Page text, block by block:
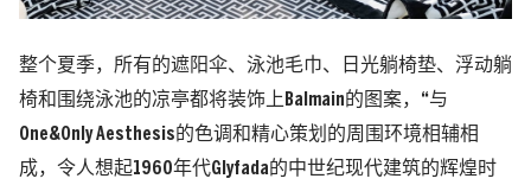
整个夏季，所有的遮阳伞、泳池毛巾、日光躺椅垫、浮动躺
椅和围绕泳池的凉亭都将装饰上Balmain的图案，“与
One&Only Aesthesis的色调和精心策划的周围环境相辅相
成，令人想起1960年代Glyfada的中世纪现代建筑的辉煌时